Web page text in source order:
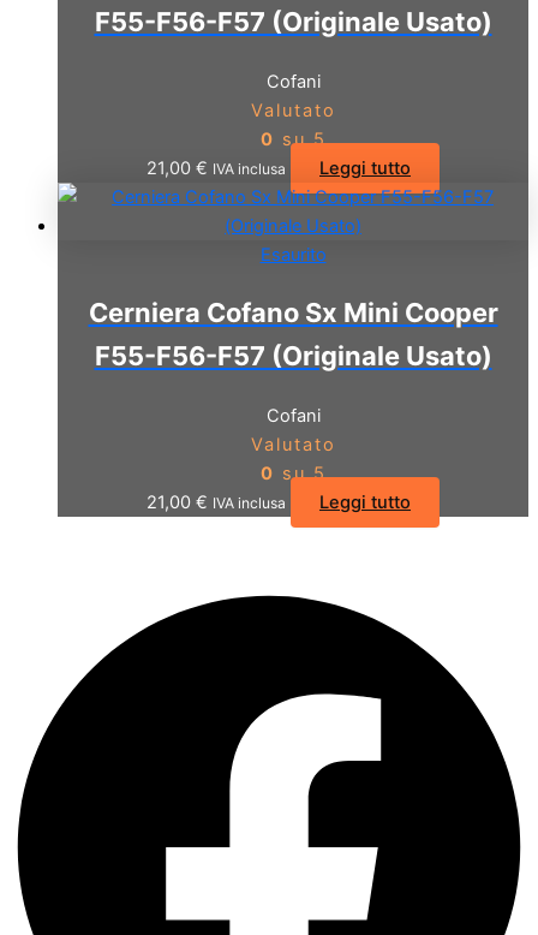
F55-F56-F57 (Originale Usato)
Cofani
Valutato
0 su 5
21,00 € IVA inclusa Leggi tutto
Esaurito
Cerniera Cofano Sx Mini Cooper
F55-F56-F57 (Originale Usato)
Cofani
Valutato
0 su 5
21,00 € IVA inclusa Leggi tutto